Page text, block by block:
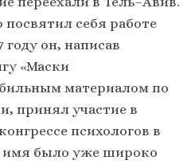
себя работе
году он, написав
«Маски
материалом по
принял участие в
психологов в
имя было уже широко